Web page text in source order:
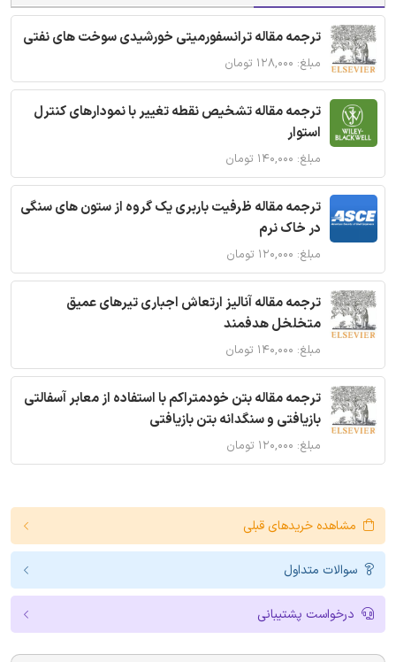
ترجمه مقاله ترانسفورمیتی خورشیدی سوخت های نفتی
مبلغ: ۱۲۸,۰۰۰ تومان
ترجمه مقاله تشخیص نقطه تغییر با نمودارهای کنترل
استوار
مبلغ: ۱۴۰,۰۰۰ تومان
ترجمه مقاله ظرفیت باربری یک گروه از ستون های سنگی
در خاک نرم
مبلغ: ۱۲۰,۰۰۰ تومان
ترجمه مقاله آنالیز ارتعاش اجباری تیرهای عمیق
متخلخل هدفمند
مبلغ: ۱۴۰,۰۰۰ تومان
ترجمه مقاله بتن خودمتراکم با استفاده از معابر آسفالتی
بازیافتی و سنگدانه بتن بازیافتی
مبلغ: ۱۲۰,۰۰۰ تومان
مشاهده خریدهای قبلی
سوالات متداول
درخواست پشتیبانی